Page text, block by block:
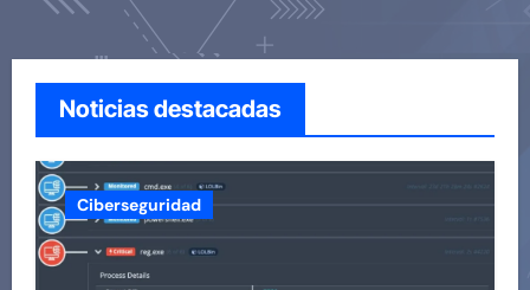
Noticias destacadas
Ciberseguridad